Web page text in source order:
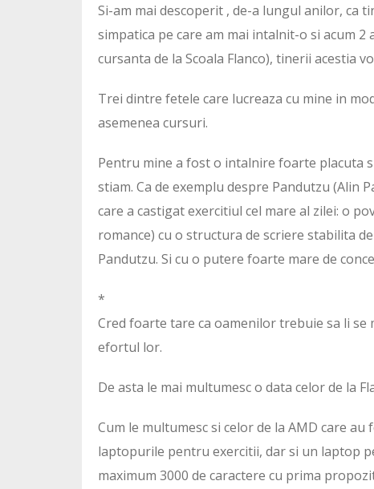
Si-am mai descoperit , de-a lungul anilor, ca
simpatica pe care am mai intalnit-o si acum
cursanta de la Scoala Flanco), tinerii acestia
Trei dintre fetele care lucreaza cu mine in
asemenea cursuri.
Pentru mine a fost o intalnire foarte placuta
stiam. Ca de exemplu despre Pandutzu (Alin
care a castigat exercitiul cel mare al zilei: o
romance) cu o structura de scriere stabilita
Pandutzu. Si cu o putere foarte mare de
*
Cred foarte tare ca oamenilor trebuie sa li
efortul lor.
De asta le mai multumesc o data celor de la
Cum le multumesc si celor de la AMD care
laptopurile pentru exercitii, dar si un laptop
maximum 3000 de caractere cu prima